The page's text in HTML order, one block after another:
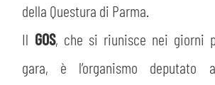
della Questura di Parma.
Il GOS, che si riunisce nei giorni
gara, è l’organismoACCETTA E SALVA